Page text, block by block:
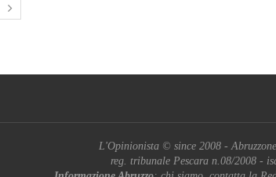
L'Opinionista © since 2008 -
reg. tribunale Pescara n.08/2008 -